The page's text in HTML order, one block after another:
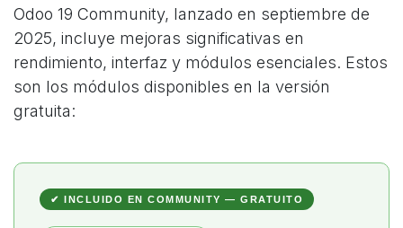
Odoo 19 Community, lanzado en septiembre de
2025, incluye mejoras significativas en
rendimiento, interfaz y módulos esenciales. Estos
son los módulos disponibles en la versión
gratuita:
✔ INCLUIDO EN COMMUNITY — GRATUITO